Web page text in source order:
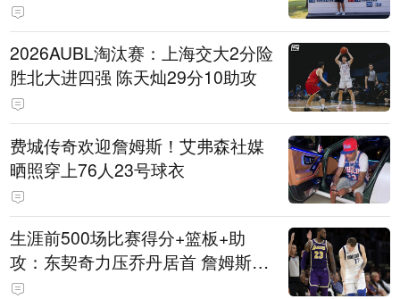
2026AUBL淘汰赛：上海交大2分险
胜北大进四强 陈天灿29分10助攻
费城传奇欢迎詹姆斯！艾弗森社媒
晒照穿上76人23号球衣
生涯前500场比赛得分+篮板+助
攻：东契奇力压乔丹居首 詹姆斯第
六